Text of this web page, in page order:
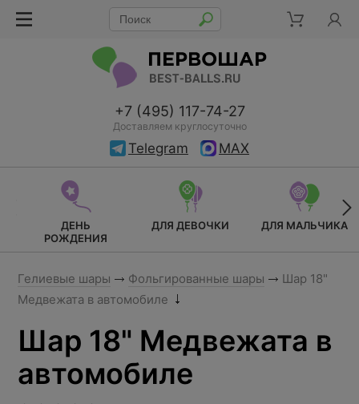
+7 (495) 117-74-27
Доставляем круглосуточно
Telegram MAX
ДЕНЬ
РОЖДЕНИЯ
ДЛЯ ДЕВОЧКИ ДЛЯ МАЛЬЧИКА
Гелиевые шары Фольгированные шары
Шар 18"
Медвежата в автомобиле
Шар 18" Медвежата в
автомобиле